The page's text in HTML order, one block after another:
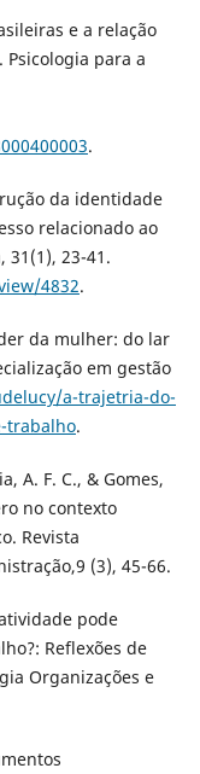
e a relação
para a
.
da identidade
relacionado ao
31(1), 23-41.
4832.
da mulher: do lar
em gestão
a-trajetria-do-
trabalho.
A. F. C., & Gomes,
no contexto
Revista
(3), 45-66.
pode
Reflexões de
Organizações e